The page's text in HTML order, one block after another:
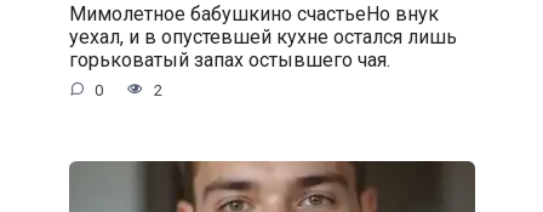
Мимолетное бабушкино счастьеНо внук
уехал, и в опустевшей кухне остался лишь
горьковатый запах остывшего чая.
0 2